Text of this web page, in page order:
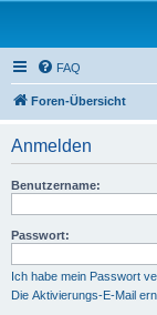
FAQ
Foren-Übersicht
Anmelden
Benutzername:
Passwort:
Ich habe mein Passwort
Die Aktivierungs-E-Mail